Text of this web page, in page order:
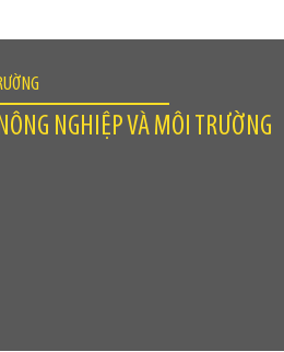
NGHIỆP VÀ MÔI TRƯỜNG